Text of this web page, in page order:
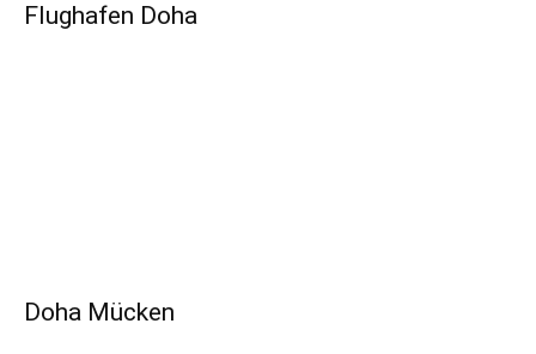
Flughafen Doha
Doha Mücken